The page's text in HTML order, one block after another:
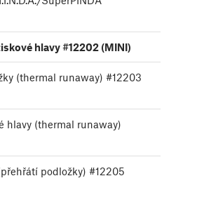
hlavy #12202 (MINI)
(thermal runaway) #12203
hlavy (thermal runaway)
podložky) #12205